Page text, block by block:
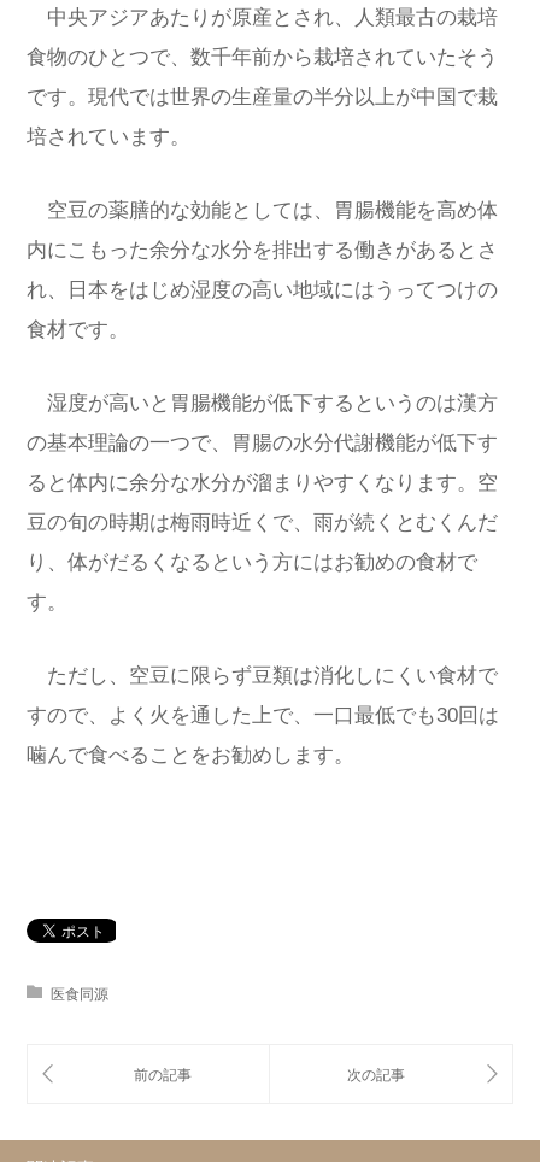
中央アジアあたりが原産とされ、人類最古の栽培
食物のひとつで、数千年前から栽培されていたそう
です。現代では世界の生産量の半分以上が中国で栽
培されています。
空豆の薬膳的な効能としては、胃腸機能を高め体
内にこもった余分な水分を排出する働きがあるとさ
れ、日本をはじめ湿度の高い地域にはうってつけの
食材です。
湿度が高いと胃腸機能が低下するというのは漢方
の基本理論の一つで、胃腸の水分代謝機能が低下す
ると体内に余分な水分が溜まりやすくなります。空
豆の旬の時期は梅雨時近くで、雨が続くとむくんだ
り、体がだるくなるという方にはお勧めの食材で
す。
ただし、空豆に限らず豆類は消化しにくい食材で
すので、よく火を通した上で、一口最低でも30回は
噛んで食べることをお勧めします。
医食同源